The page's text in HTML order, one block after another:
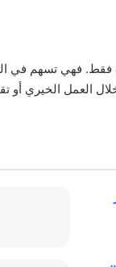
فقط. فهي تسهم في
الخيري أو